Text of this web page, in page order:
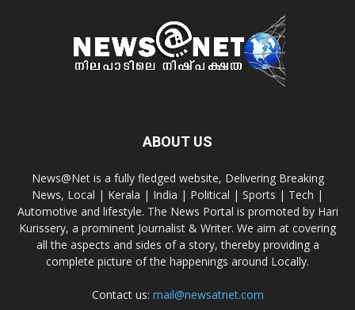
ABOUT US
News@Net is a fully fledged website, Delivering Breaking
News, Local | Kerala | India | Political | Sports | Tech |
Automotive and lifestyle. The News Portal is promoted by Hari
Kurissery, a prominent Journalist & Writer. We aim at covering
all the aspects and sides of a story, thereby providing a
complete picture of the happenings around Locally.
Contact us: mail@newsatnet.com